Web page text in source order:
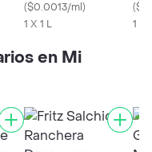
($0.0013/ml)
1 X 1 L
(
1 X
en Mi